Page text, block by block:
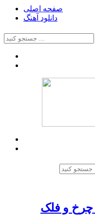
صفحه اصلی
دانلود آهنگ
چرخ و فلک